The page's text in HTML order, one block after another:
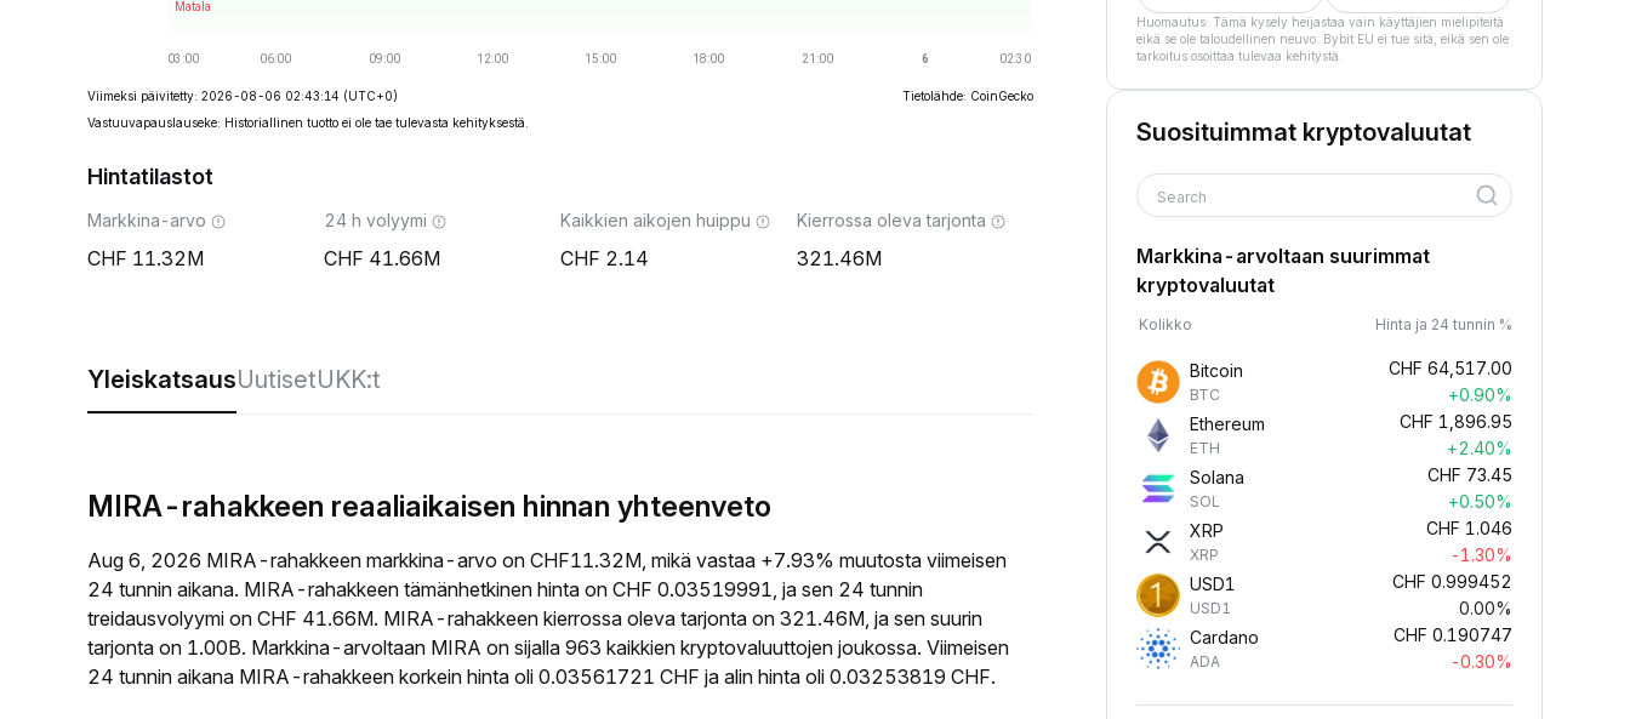
Viimeksi päivitetty: 2026-08-06 02:43:14 (UTC+0)
Tietolähde: CoinGecko
Vastuuvapauslauseke: Historiallinen tuotto ei ole tae tulevasta kehityksestä.
Hintatilastot
Markkina-arvo
11.32M
24 h volyymi
41.66M
Kaikkien aikojen huippu
2.14
Kierrossa oleva tarjonta
321.46M
YleiskatsausUutisetUKK:t
MIRA-rahakkeen reaaliaikaisen hinnan yhteenveto
Aug 6, 2026 MIRA-rahakkeen markkina-arvo on CHF11.32M, mikä vastaa +7.93% muutosta viimeisen
24 tunnin aikana. MIRA-rahakkeen tämänhetkinen hinta on CHF 0.03519991, ja sen 24 tunnin
treidausvolyymi on CHF 41.66M. MIRA-rahakkeen kierrossa oleva tarjonta on 321.46M, ja sen suurin
tarjonta on 1.00B. Markkina-arvoltaan MIRA on sijalla 963 kaikkien kryptovaluuttojen joukossa. Viimeisen
24 tunnin aikana MIRA-rahakkeen korkein hinta oli 0.03561721 CHF ja alin hinta oli 0.03253819 CHF.
Huomautus: Tämä kysely heijastaa vain käyttäjien mielipiteitä
eikä se ole taloudellinen neuvo. Bybit EU ei tue sitä, eikä sen ole
tarkoitus osoittaa tulevaa kehitystä.
Suosituimmat kryptovaluutat
Search
Markkina-arvoltaan suurimmat
kryptovaluutat
Kolikko Hinta ja 24 tunnin %
Bitcoin
BTC
CHF 64,517.00
+0.90%
Ethereum
ETH
CHF 1,896.95
+2.40%
Solana
SOL
CHF 73.45
+0.50%
XRP
XRP
CHF 1.046
-1.30%
USD1
USD1
CHF 0.999452
0.00%
Cardano
ADA
CHF 0.190747
-0.30%